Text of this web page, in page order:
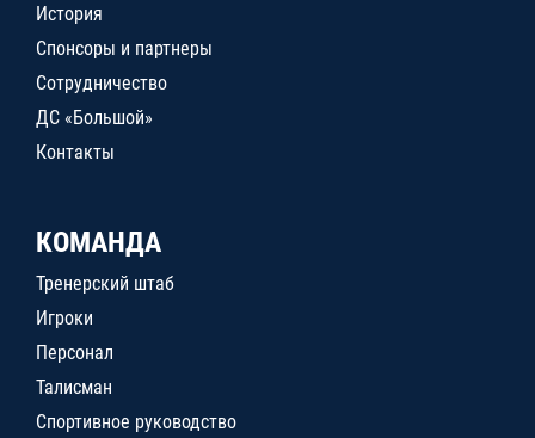
История
Спонсоры и партнеры
Сотрудничество
ДС «Большой»
Контакты
КОМАНДА
Тренерский штаб
Игроки
Персонал
Талисман
Спортивное руководство